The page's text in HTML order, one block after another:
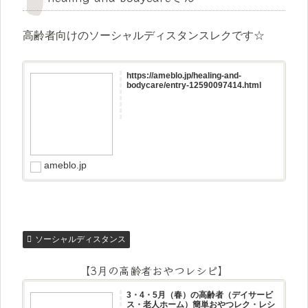
高齢者向けのソーシャルディスタンスレクです☆
https://ameblo.jp/healing-and-
bodycare/entry-12590097414.html
ameblo.jp
ソーシャルディスタンス
【3月の高齢者おやつレシピ】
3・4・5月（春）の高齢者（デイサービ
ス・老人ホーム）簡単おやつレク・レシ